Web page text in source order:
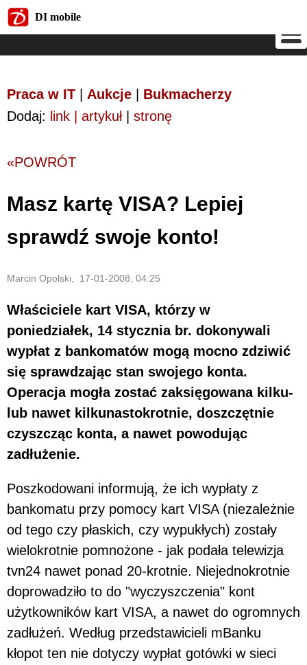
DI mobile
Praca w IT Aukcje
Bukmacherzy
Dodaj: link | artykuł| stronę
«POWRÓT
Masz kartę VISA? Lepiej
sprawdź swoje konto!
Marcin Opolski, 17-01-2008, 04:25
Właściciele kart VISA, którzy w
poniedziałek, 14 stycznia br. dokonywali
wypłat z bankomatów mogą mocno zdziwić
się sprawdzając stan swojego konta.
Operacja mogła zostać zaksięgowana kilku-
lub nawet kilkunastokrotnie, doszczętnie
czyszcząc konta, a nawet powodując
zadłużenie.
Poszkodowani informują, że ich wypłaty z
bankomatu przy pomocy kart VISA (niezależnie
od tego czy płaskich, czy wypukłych) zostały
wielokrotnie pomnożone - jak podała telewizja
tvn24 nawet ponad 20-krotnie. Niejednokrotnie
doprowadziło to do "wyczyszczenia" kont
użytkowników kart VISA, a nawet do ogromnych
zadłużeń. Według przedstawicieli mBanku
kłopot ten nie dotyczy wypłat gotówki w sieci
DI mobile